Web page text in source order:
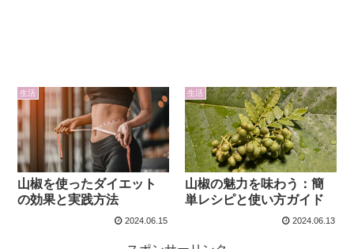
生活
山椒を使ったダイエット
の効果と実践方法
2024.06.15
生活
山椒の魅力を味わう：簡
単レシピと使い方ガイド
2024.06.13